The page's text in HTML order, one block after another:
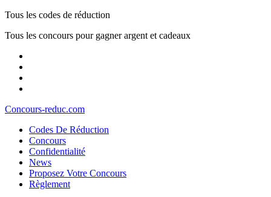
Skip
content
content
Tous les codes de réduction
Tous les concours pour gagner argent et cadeaux
Concours-reduc.com
Codes De Réduction
Concours
Confidentialité
News
Proposez Votre Concours
Règlement